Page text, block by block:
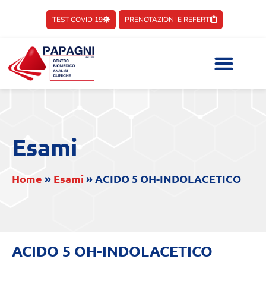
TEST COVID 19 PRENOTAZIONI E REFERTI
Esami
Home » Esami»ACIDO 5 OH-INDOLACETICO
ACIDO 5 OH-INDOLACETICO